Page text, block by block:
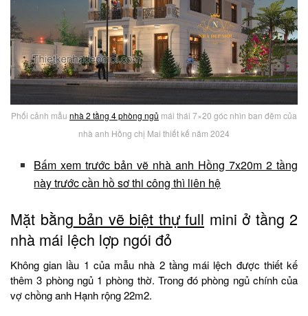
Phối cảnh mẫu nhà 2 tầng 4 phòng ngủ mái thái 7×20 góc nhìn ban đêm của
nhà anh Hồng chị Mai thiết kế năm 2024
Bấm xem trước bản vẽ nhà anh Hồng 7x20m 2 tầng
này trước cần hồ sơ thi công thì liên hệ
Mặt bằng bản vẽ biệt thự full mini ở tầng 2
nhà mái lệch lợp ngói đỏ
Không gian lầu 1 của mẫu nhà 2 tầng mái lệch được thiết kế
thêm 3 phòng ngủ 1 phòng thờ. Trong đó phòng ngủ chính của
vợ chồng anh Hạnh rộng 22m2.